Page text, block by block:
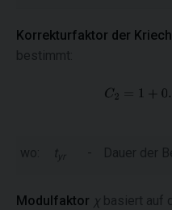
Korrekturfaktor der
bestimmt:
wo: tyr - Dauer der
Modulfaktor χ basiert auf